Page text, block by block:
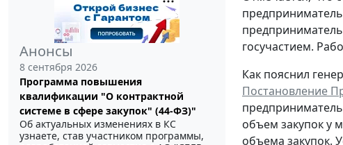
Анонсы
8 сентября 2026
Программа повышения
квалификации "О контрактной
системе в сфере закупок" (44-ФЗ)"
Об актуальных изменениях в КС
узнаете, став участником программы,
госучастием.
Как пояснил
Постановление
объем закупок у
объема закупок.